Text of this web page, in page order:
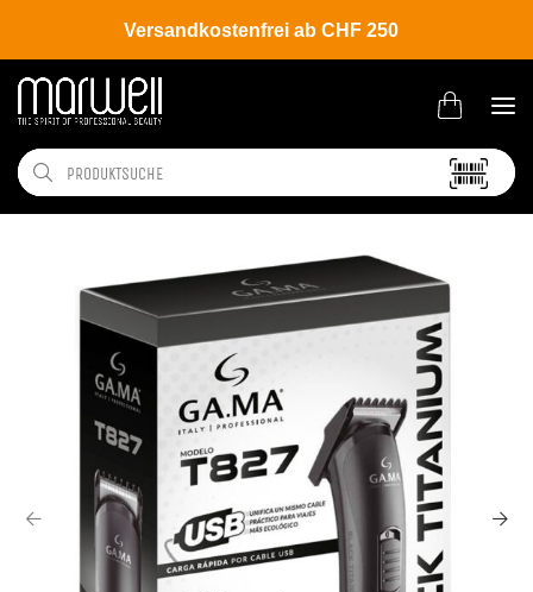
Versandkostenfrei ab CHF 250
Shop Brands GA.MA